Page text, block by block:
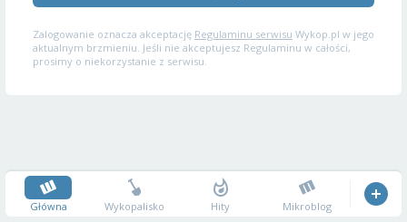
Zalogowanie oznacza akceptację Regulaminu serwisu Wykop.pl w jego
aktualnym brzmieniu. Jeśli nie akceptujesz Regulaminu w całości,
prosimy o niekorzystanie z serwisu.
Główna Wykopalisko Hity Mikroblog